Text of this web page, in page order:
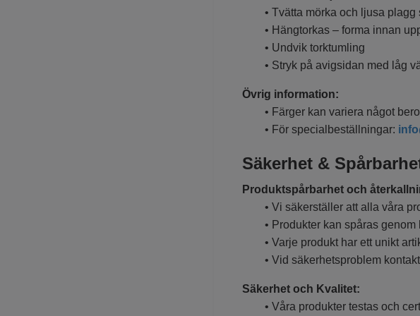
• Tvätta mörka och ljusa plagg
• Hängtorkas – forma innan
• Undvik torktumling
• Stryk på avigsidan med låg
Övrig information:
• Färger kan variera något
• För specialbeställningar:
Säkerhet &
Produktspårbarhet och
• Vi säkerställer att alla våra
• Produkter kan spåras genom
• Varje produkt har ett unikt
• Vid säkerhetsproblem
Säkerhet och Kvalitet:
• Våra produkter testas och